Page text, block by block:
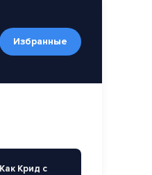
Избранные
Крид с